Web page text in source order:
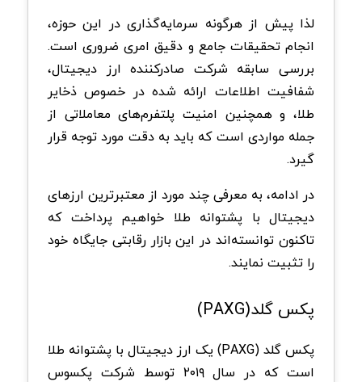
لذا پیش از هرگونه سرمایه‌گذاری در این حوزه،
انجام تحقیقات جامع و دقیق امری ضروری است.
بررسی سابقه شرکت صادرکننده ارز دیجیتال،
شفافیت اطلاعات ارائه شده در خصوص ذخایر
طلا، و همچنین امنیت پلتفرم‌های معاملاتی از
جمله مواردی است که باید به دقت مورد توجه قرار
گیرد.
در ادامه، به معرفی چند مورد از معتبرترین ارزهای
دیجیتال با پشتوانه طلا خواهیم پرداخت که
تاکنون توانسته‌اند در این بازار رقابتی جایگاه خود
را تثبیت نمایند.
پکس گلد(PAXG)
پکس گلد (PAXG) یک ارز دیجیتال با پشتوانه طلا
است که در سال ۲۰۱۹ توسط شرکت پکسوس